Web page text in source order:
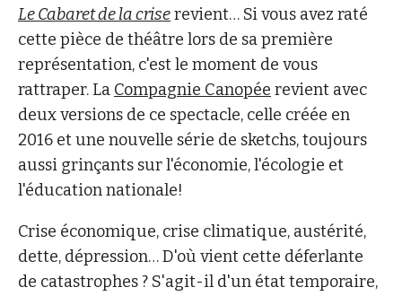
Le Cabaret de la criserevient… Si vous avez raté
cette pièce de théâtre lors de sa première
représentation, c'est le moment de vous
rattraper. La Compagnie Canopée revient avec
deux versions de ce spectacle, celle créée en
2016 et une nouvelle série de sketchs, toujours
aussi grinçants sur l'économie, l'écologie et
l'éducation nationale!
Crise économique, crise climatique, austérité,
dette, dépression… D'où vient cette déferlante
de catastrophes ? S'agit-il d'un état temporaire,